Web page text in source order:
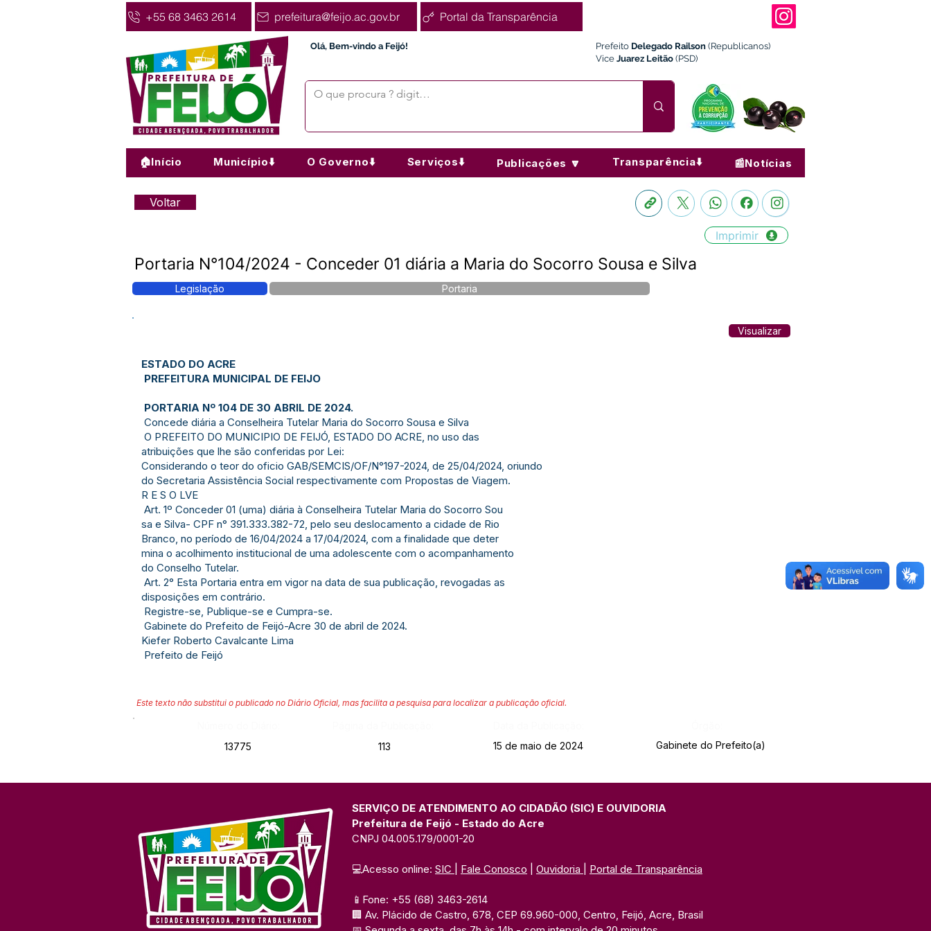
+55 68 3463 2614 prefeitura@feijo.ac.gov.br Portal da Transparência
Olá, Bem-vindo a Feijó! Prefeito Delegado Railson (Republicanos)
Vice Juarez Leitão (PSD)
🏠Início Município⬇️ O Governo⬇️ Serviços⬇️ Publicações 🔽 Transparência⬇️ 📰Notícias
Voltar
Imprimir
Portaria N°104/2024 - Conceder 01 diária a Maria do Socorro Sousa e Silva
Legislação Portaria
Visualizar
ESTADO DO ACRE
PREFEITURA MUNICIPAL DE FEIJO
PORTARIA Nº 104 DE 30 ABRIL DE 2024.
Concede diária a Conselheira Tutelar Maria do Socorro Sousa e Silva
O PREFEITO DO MUNICIPIO DE FEIJÓ, ESTADO DO ACRE, no uso das
atribuições que lhe são conferidas por Lei:
Considerando o teor do oficio GAB/SEMCIS/OF/N°197-2024, de 25/04/2024, oriundo
do Secretaria Assistência Social respectivamente com Propostas de Viagem.
R E S O LVE
Art. 1º Conceder 01 (uma) diária à Conselheira Tutelar Maria do Socorro Sou
sa e Silva- CPF n° 391.333.382-72, pelo seu deslocamento a cidade de Rio
Branco, no período de 16/04/2024 a 17/04/2024, com a finalidade que deter
mina o acolhimento institucional de uma adolescente com o acompanhamento
do Conselho Tutelar.
Art. 2° Esta Portaria entra em vigor na data de sua publicação, revogadas as
disposições em contrário.
Registre-se, Publique-se e Cumpra-se.
Gabinete do Prefeito de Feijó-Acre 30 de abril de 2024.
Kiefer Roberto Cavalcante Lima
Prefeito de Feijó
Este texto não substitui o publicado no Diário Oficial, mas facilita a pesquisa para localizar a publicação oficial.
13775
113 15 de maio de 2024 Gabinete do Prefeito(a)
SERVIÇO DE ATENDIMENTO AO CIDADÃO (SIC) E OUVIDORIA
Prefeitura de Feijó - Estado do Acre
CNPJ 04.005.179/0001-20
💻Acesso online: SIC Fale Conosco Ouvidoria Portal de Transparência
📱Fone: +55 (68) 3463-2614
🏢 Av. Plácido de Castro, 678, CEP 69.960-000, Centro, Feijó, Acre, Brasil